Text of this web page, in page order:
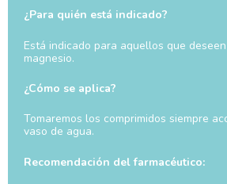
¿Para quién está indicado?
Está indicado para aquellos que
magnesio.
¿Cómo se aplica?
Tomaremos los comprimidos siempre
vaso de agua.
Recomendación del farmacéutico: